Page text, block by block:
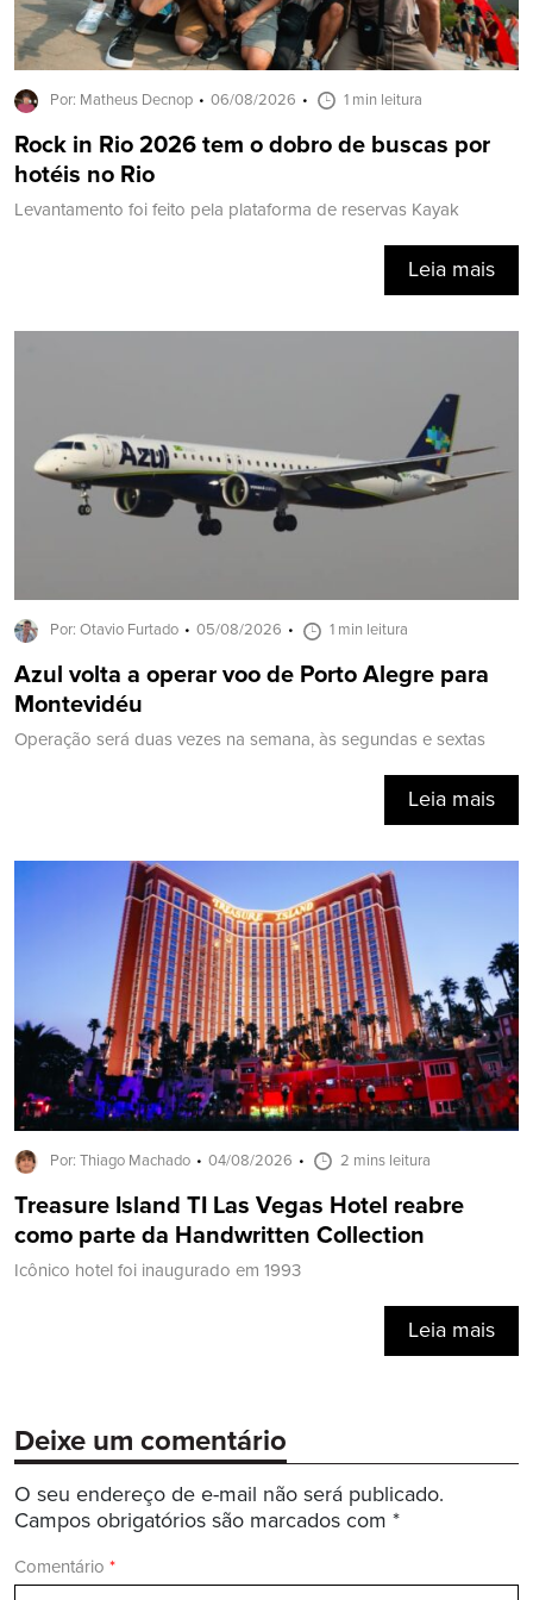
Por: Matheus Decnop 06/08/2026 1 min leitura
Rock in Rio 2026 tem o dobro de buscas por
hotéis no Rio
Levantamento foi feito pela plataforma de reservas Kayak
Leia mais
Por: Otavio Furtado 05/08/2026 1 min leitura
Azul volta a operar voo de Porto Alegre para
Montevidéu
Operação será duas vezes na semana, às segundas e sextas
Leia mais
Por: Thiago Machado 04/08/2026 2 mins leitura
Treasure Island TI Las Vegas Hotel reabre
como parte da Handwritten Collection
Icônico hotel foi inaugurado em 1993
Leia mais
Deixe um comentário
O seu endereço de e-mail não será publicado.
Campos obrigatórios são marcados com *
Comentário *